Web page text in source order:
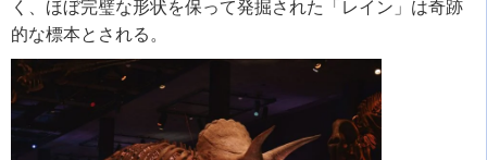
く、ほぼ完璧な形状を保って発掘された「レイン」は奇跡
的な標本とされる。